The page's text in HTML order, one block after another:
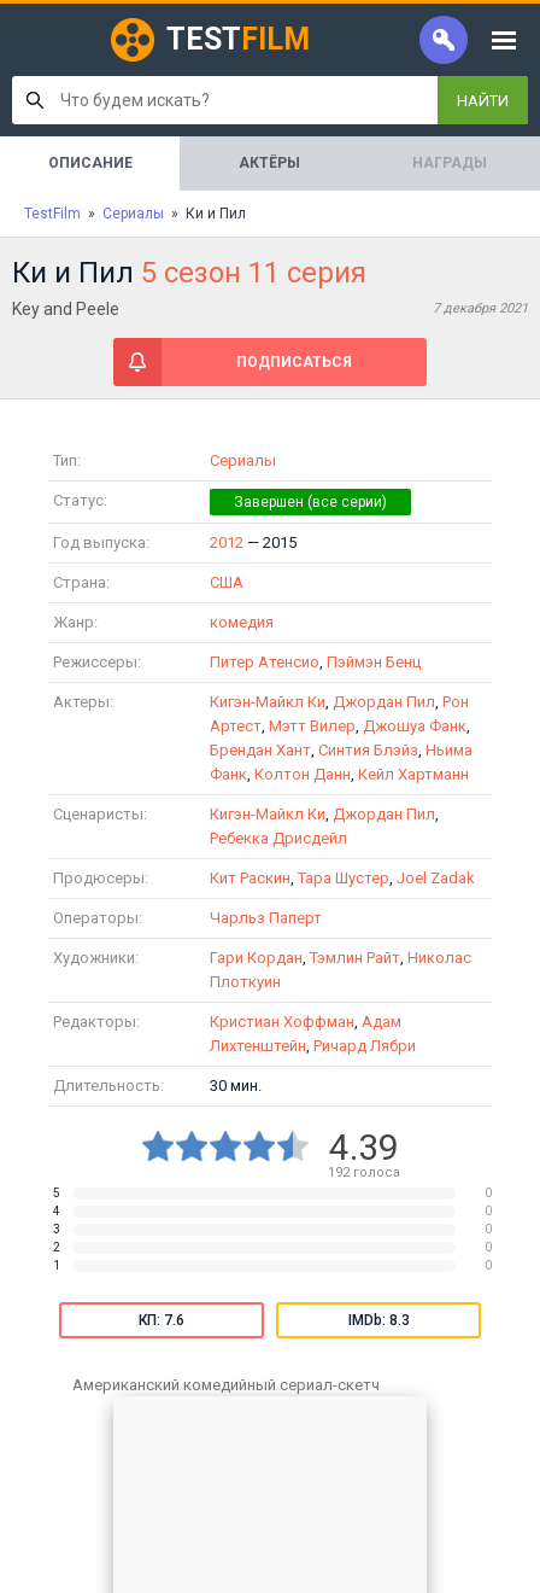
TEST FILM
НАЙТИ
ОПИСАНИЕ АКТЁРЫ НАГРАДЫ
TestFilm » Сериалы » Ки и Пил
Ки и Пил 5 сезон 11 серия
Key and Peele 7 декабря 2021
ПОДПИСАТЬСЯ
Тип: Сериалы
Статус:
Год выпуска: 2012 — 2015
Страна: США
Жанр: комедия
Режиссеры: Питер Атенсио, Пэймэн Бенц
Актеры: Кигэн-Майкл Ки, Джордан Пил, Рон
Артест, Мэтт Вилер, Джошуа Фанк,
Брендан Хант, Синтия Блэйз, Ньима
Фанк, Колтон Данн, Кейл Хартманн
Сценаристы: Кигэн-Майкл Ки, Джордан Пил,
Ребекка Дрисдейл
Продюсеры: Кит Раскин,Тара Шустер, Joel Zadak
Операторы: Чарльз Паперт
Художники: Гари Кордан,Тэмлин Райт, Николас
Плоткуин
Редакторы: Кристиан Хоффман, Адам
Лихтенштейн, Ричард Лябри
Длительность: 30 мин.
4.39
192голоса
5
0
4
0
3
0
2
0
1
0
КП: 7.6 IMDb: 8.3
Американский комедийный сериал-скетч